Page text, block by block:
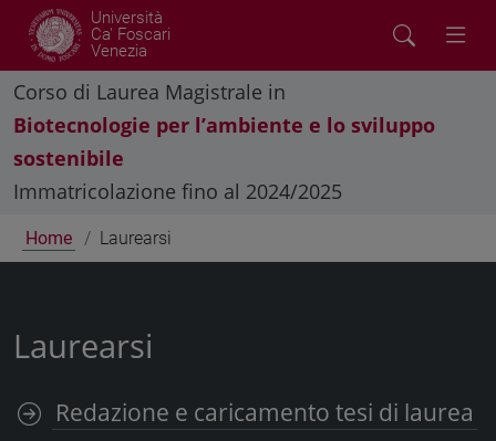
Università
Ca' Foscari
Venezia
Corso di Laurea Magistrale in
Biotecnologie per l’ambiente e lo sviluppo
sostenibile
Immatricolazione fino al 2024/2025
Home Laurearsi
Laurearsi
Redazione e caricamento tesi di laurea